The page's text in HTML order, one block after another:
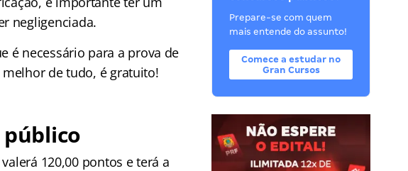
negligenciada.
é necessário para a prova de
melhor de tudo, é gratuito!
público
120,00 pontos e terá a
Prepare-se com quem
mais entende do assunto!
Comece a estudar no
Gran Cursos